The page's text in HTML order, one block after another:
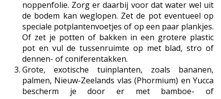
noppenfolie. Zorg er daarbij voor dat water wel uit
de bodem kan weglopen. Zet de pot eventueel op
speciale potplantenvoetjes of op een paar plankjes.
Of zet je potten of bakken in een grotere plastic
pot en vul de tussenruimte op met blad, stro of
dennen- of coniferentakken.
Grote, exotische tuinplanten, zoals bananen,
palmen, Nieuw-Zeelands vlas (Phormium) en Yucca
bescherm je door er met bamboe- of